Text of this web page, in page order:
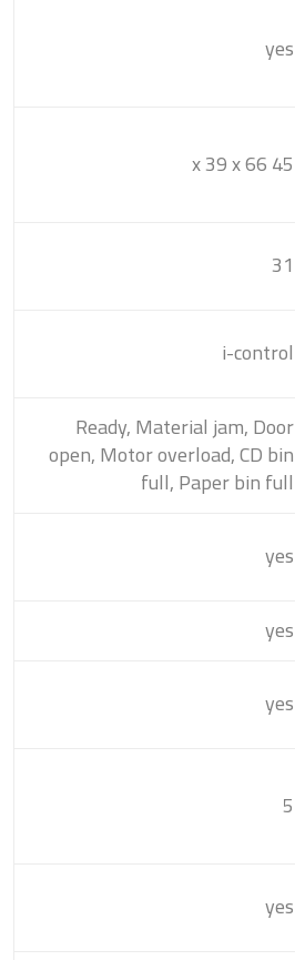
yes
45 x 39 x 66
31
i-control
Ready, Material jam, Door
open, Motor overload, CD bin
full, Paper bin full
yes
yes
yes
5
yes